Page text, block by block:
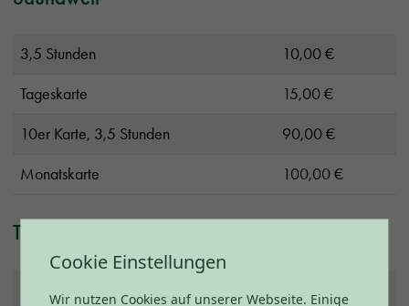
3,5 Stunden
10,00 €
Tageskarte
15,00 €
10er Karte, 3,5 Stunden
90,00 €
Monatskarte
100,00 €
Thermalhallenbad
Cookie Einstellungen
Wir nutzen Cookies auf unserer Webseite. Einige